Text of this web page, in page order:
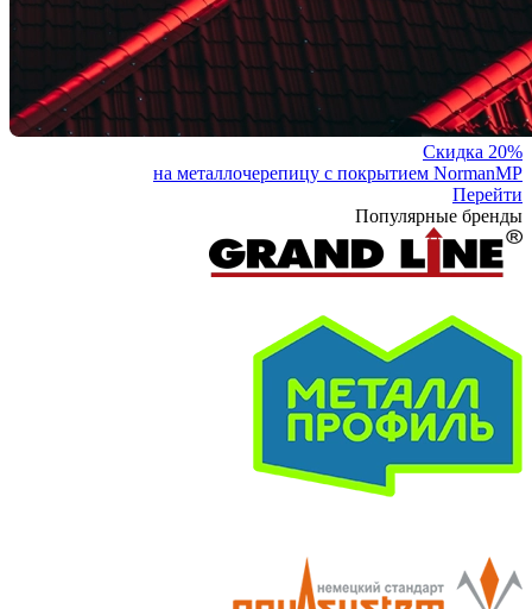
Скидка 20%
на металлочерепицу с покрытием NormanMP
Перейти
Популярные бренды